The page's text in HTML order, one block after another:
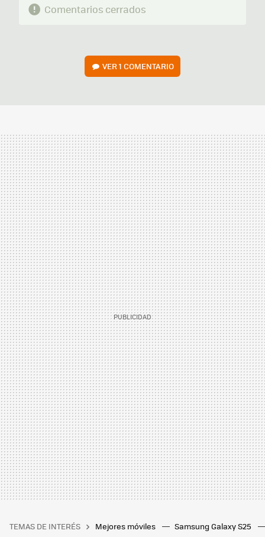
Comentarios cerrados
VER1 COMENTARIO
TEMAS DE INTERÉS Mejores móviles Samsung Galaxy S25